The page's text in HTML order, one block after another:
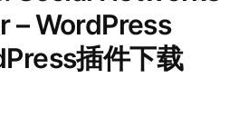
– WordPress
插件下载